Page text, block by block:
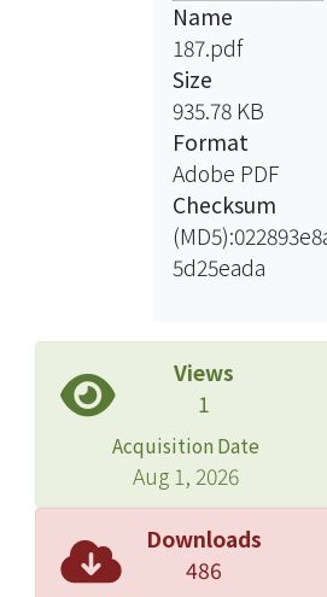
Name
187.pdf
Size
935.78 KB
Format
Adobe PDF
Checksum
5d25eada
Views
1
Acquisition Date
Aug 1, 2026
Downloads
486